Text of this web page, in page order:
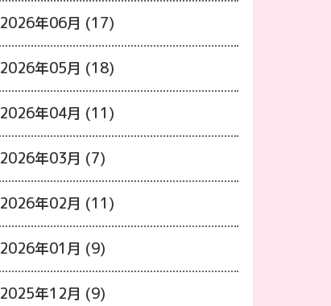
2026年06月 (17)
2026年05月 (18)
2026年04月 (11)
2026年03月 (7)
2026年02月 (11)
2026年01月 (9)
2025年12月 (9)